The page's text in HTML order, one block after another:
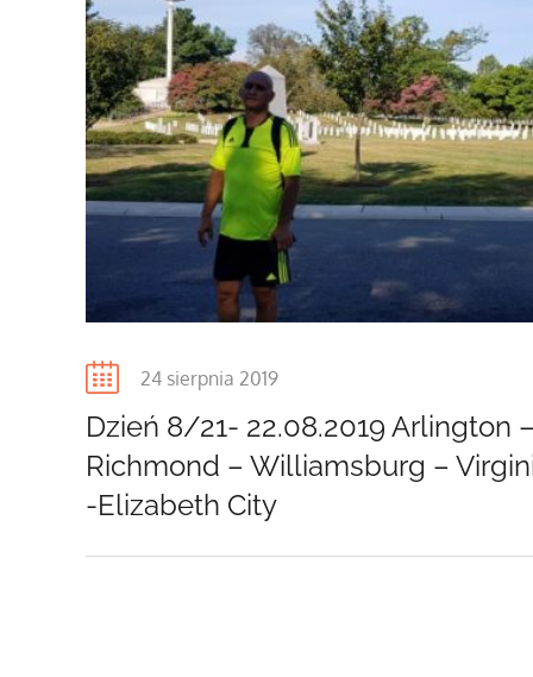
Posted
24 sierpnia 2019
Dzień 8/21- 22.08.2019 Arlington –
Richmond – Williamsburg –
-Elizabeth City